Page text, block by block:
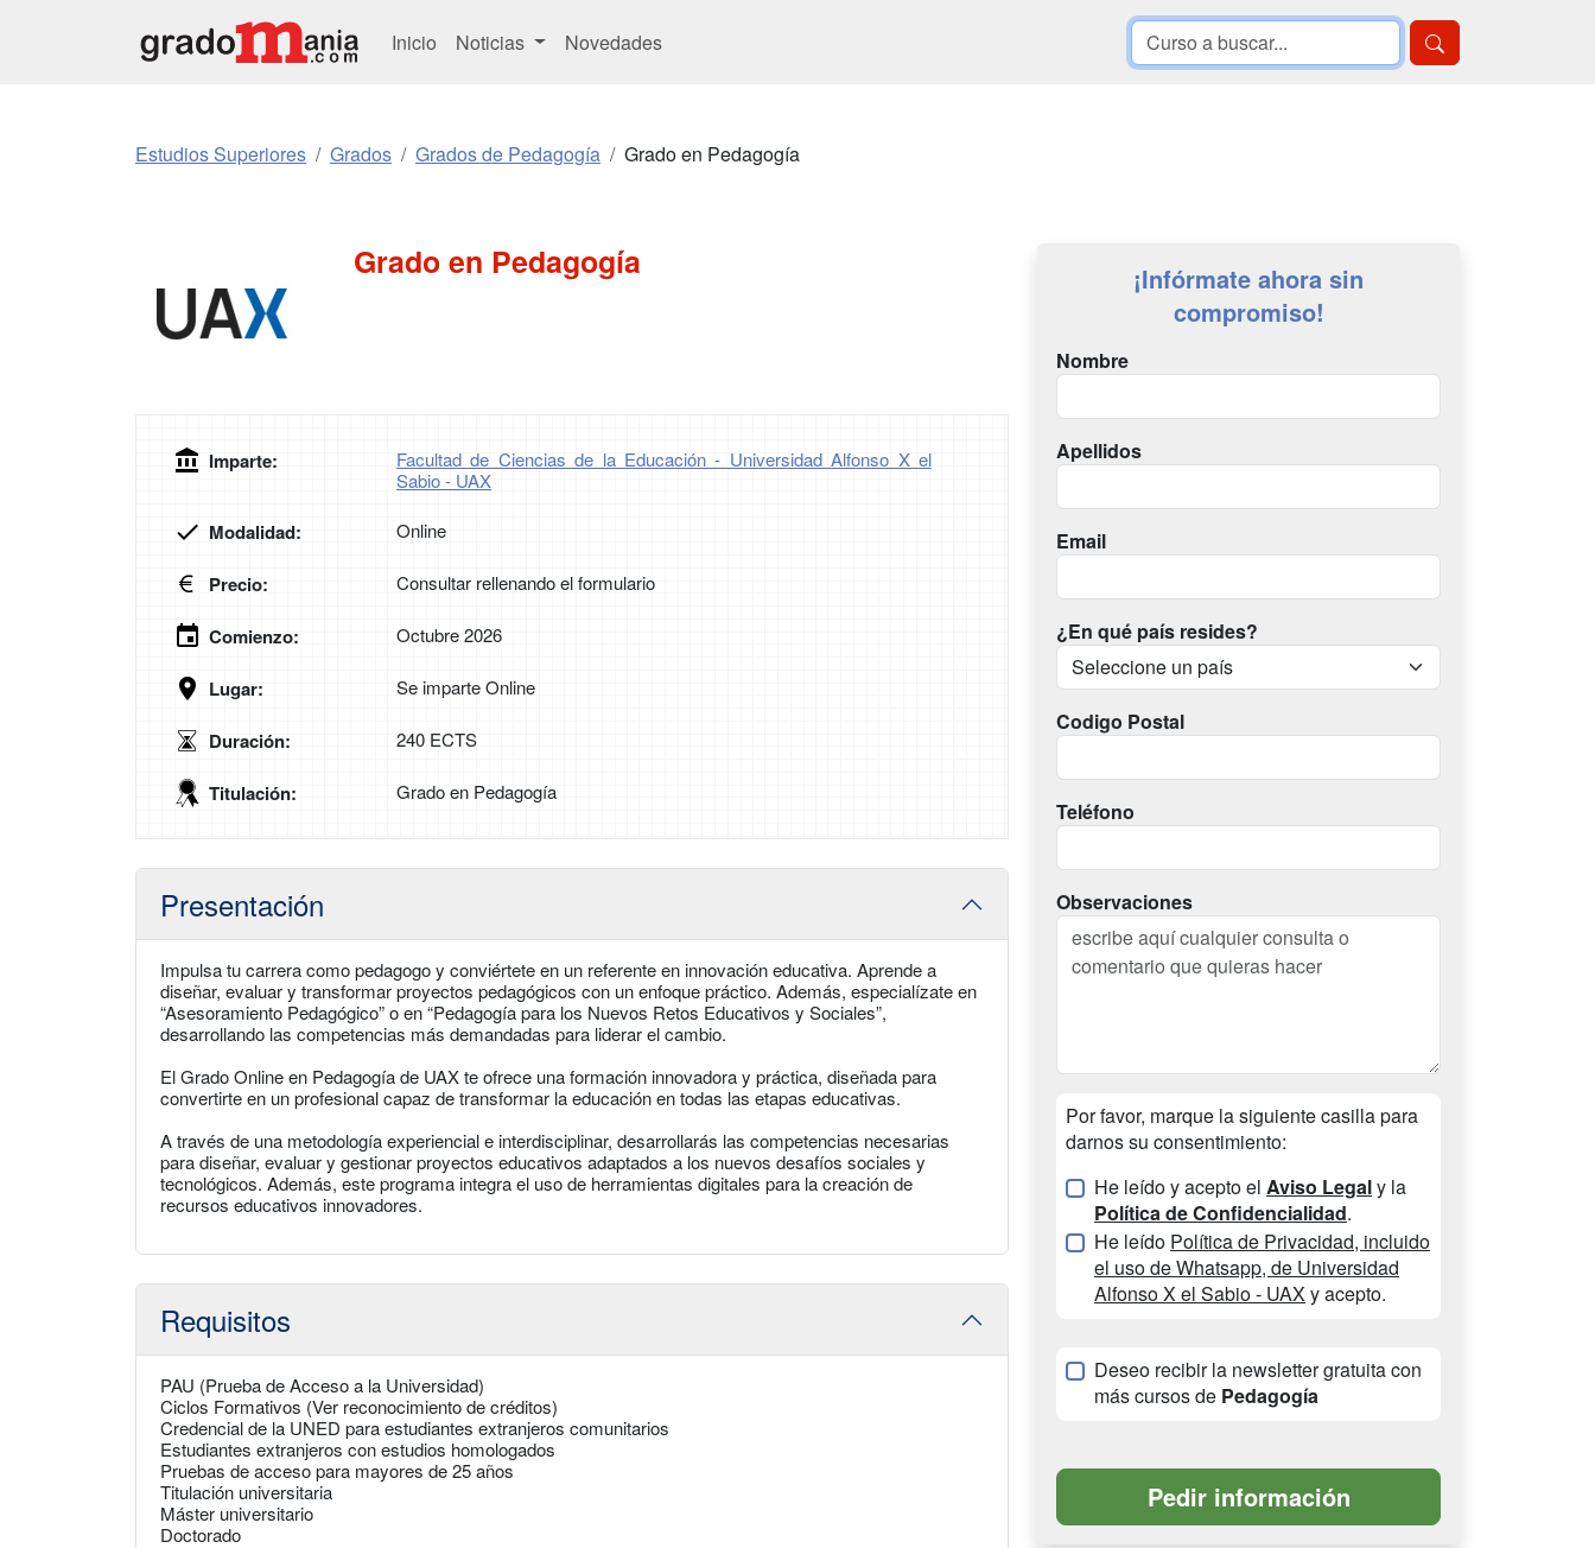
Inicio Noticias Novedades
Estudios Superiores Grados Grados de Pedagogía Grado en Pedagogía
Grado en Pedagogía
Imparte:
Facultad de Ciencias de la Educación - Universidad Alfonso X el
Sabio - UAX
Modalidad: Online
Precio: Consultar rellenando el formulario
Comienzo: Octubre 2026
Lugar: Se imparte Online
Duración: 240 ECTS
Titulación: Grado en Pedagogía
Presentación
Impulsa tu carrera como pedagogo y conviértete en un referente en innovación educativa. Aprende a
diseñar, evaluar y transformar proyectos pedagógicos con un enfoque práctico. Además, especialízate en
“Asesoramiento Pedagógico” o en “Pedagogía para los Nuevos Retos Educativos y Sociales”,
desarrollando las competencias más demandadas para liderar el cambio.
El Grado Online en Pedagogía de UAX te ofrece una formación innovadora y práctica, diseñada para
convertirte en un profesional capaz de transformar la educación en todas las etapas educativas.
A través de una metodología experiencial e interdisciplinar, desarrollarás las competencias necesarias
para diseñar, evaluar y gestionar proyectos educativos adaptados a los nuevos desafíos sociales y
tecnológicos. Además, este programa integra el uso de herramientas digitales para la creación de
recursos educativos innovadores.
Requisitos
PAU (Prueba de Acceso a la Universidad)
Ciclos Formativos (Ver reconocimiento de créditos)
Credencial de la UNED para estudiantes extranjeros comunitarios
Estudiantes extranjeros con estudios homologados
Pruebas de acceso para mayores de 25 años
Titulación universitaria
Máster universitario
Doctorado
¡Infórmate ahora sin
compromiso!
Nombre
Apellidos
Email
¿En qué país resides?
Codigo Postal
Teléfono
Observaciones
Por favor, marque la siguiente casilla para
darnos su consentimiento:
He leído y acepto el Aviso Legaly la
Política de Confidencialidad.
He leído Política de Privacidad, incluido
el uso de Whatsapp, de Universidad
Alfonso X el Sabio - UAX y acepto.
Deseo recibir la newsletter gratuita con
más cursos de Pedagogía